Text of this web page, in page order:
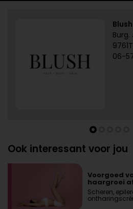
Burg.
06-
Ook interessant voor jou
Voorgoed
haargroei
Scheren,